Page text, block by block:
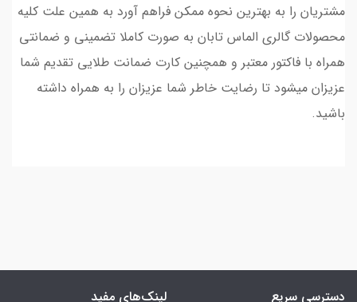
مشتریان را به بهترین نحوه ممکن فراهم آورد به همین علت کلیه
محصولات گالری الماس تابان به صورت کاملا تضمینی و ضمانتی
همراه با فاکتور معتبر و همچنین کارت ضمانت طلایی تقدیم شما
عزیزان میشود تا رضایت خاطر شما عزیزان را به همراه داشته
باشید.
دسترسی سریع لینک‌های مفید